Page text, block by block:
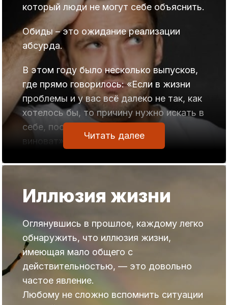
который люди не могут себе объяснить.
Обиды – это ожидание реализации
абсурда.
В этом году было несколько выпусков,
где прямо говорилось: «Если в жизни
проблемы и у вас всё далеко не так, как
хотелось бы, то причину нужно искать в
себе, поскольку в этом ты сам
виноват».
Многие мысленно с этим соглашаются,
практики, то об этом моментально
своих неудач в действиях других,
приближая момент, когда у них
начинает проявляться абсурд в жизни.
довести ситуацию до абсурда.
Читать далее
Иллюзия жизни
Оглянувшись в прошлое, каждому легко
обнаружить, что иллюзия жизни,
имеющая мало общего с
действительностью, — это довольно
частое явление.
Любому не сложно вспомнить ситуации